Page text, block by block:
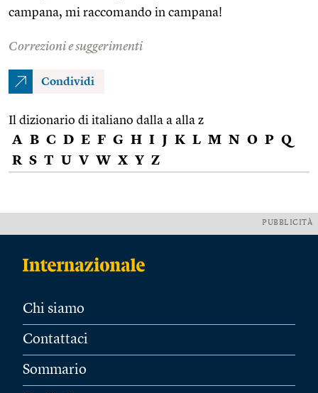
campana, mi raccomando in campana!
Correzioni e suggerimenti
Condividi
Il dizionario di italiano dalla a alla z
A B C D E F G H I J K L M N O P Q
R S T U V W X Y Z
PUBBLICITÀ
Chi siamo
Contattaci
Sommario